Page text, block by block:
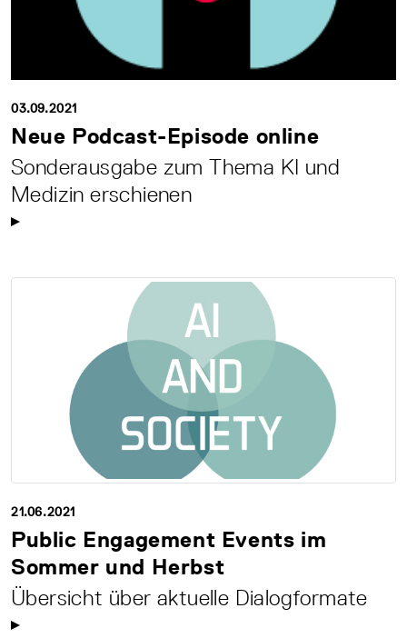
03.09.2021
Neue Podcast-Episode online
Sonderausgabe zum Thema KI und
Medizin erschienen
21.06.2021
Public Engagement Events im
Sommer und Herbst
Übersicht über aktuelle Dialogformate